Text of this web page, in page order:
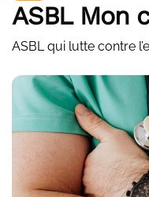
ASBL Mon
ASBL qui lutte contre